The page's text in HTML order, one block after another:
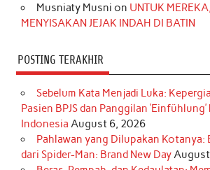
Musniaty Musni on UNTUK
MENYISAKAN JEJAK INDAH DI BATIN
POSTING TERAKHIR
Sebelum Kata Menjadi Luka:
Pasien BPJS dan Panggilan ‘Einfühlung’
Indonesia August 6, 2026
Pahlawan yang Dilupakan Kotanya:
dari Spider-Man: Brand New Day